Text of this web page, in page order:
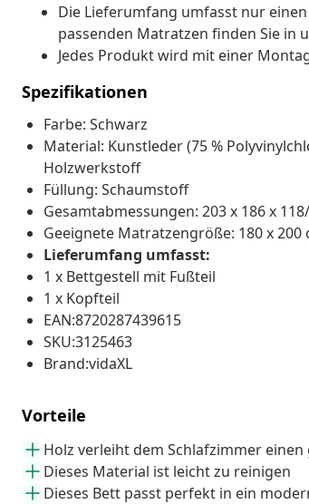
Die Lieferumfang umfasst nur
passenden Matratzen finden Sie in
Jedes Produkt wird mit einer
Spezifikationen
Farbe: Schwarz
Material: Kunstleder (75 %
Holzwerkstoff
Füllung: Schaumstoff
Gesamtabmessungen: 203 x 186 x
Geeignete Matratzengröße: 180 x
Lieferumfang umfasst:
1 x Bettgestell mit Fußteil
1 x Kopfteil
EAN:8720287439615
SKU:3125463
Brand:vidaXL
Vorteile
Holz verleiht dem Schlafzimmer
Dieses Material ist leicht zu reinigen
Dieses Bett passt perfekt in ein